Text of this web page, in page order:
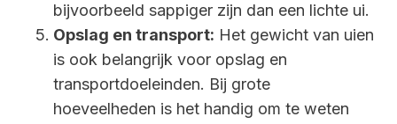
bijvoorbeeld sappiger zijn dan een lichte ui.
Opslag en transport: Het gewicht van uien
is ook belangrijk voor opslag en
transportdoeleinden. Bij grote
hoeveelheden is het handig om te weten